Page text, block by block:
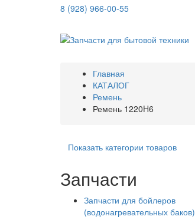
8 (928) 966-00-55
Главная
КАТАЛОГ
Ремень
Ремень 1220H6
Показать категории товаров
Запчасти
Запчасти для бойлеров
(водонагревательных баков)